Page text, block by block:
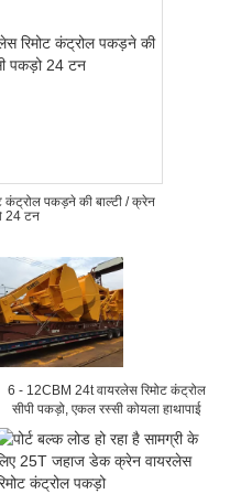
कंट्रोल पकड़ने की बाल्टी / क्रेन
24 टन
6 - 12CBM 24t वायरलेस रिमोट कंट्रोल
सीपी पकड़ो, एकल रस्सी कोयला हाथापाई